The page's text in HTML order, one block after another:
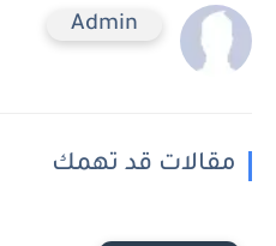
Admin
مقالات قد تهمك